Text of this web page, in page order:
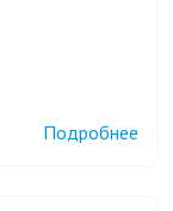
Подробнее